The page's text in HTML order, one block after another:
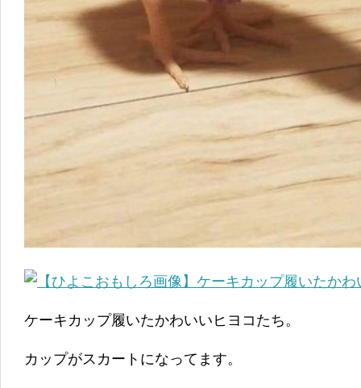
ケーキカップ履いたかわいいヒヨコたち。
カップがスカートになってます。